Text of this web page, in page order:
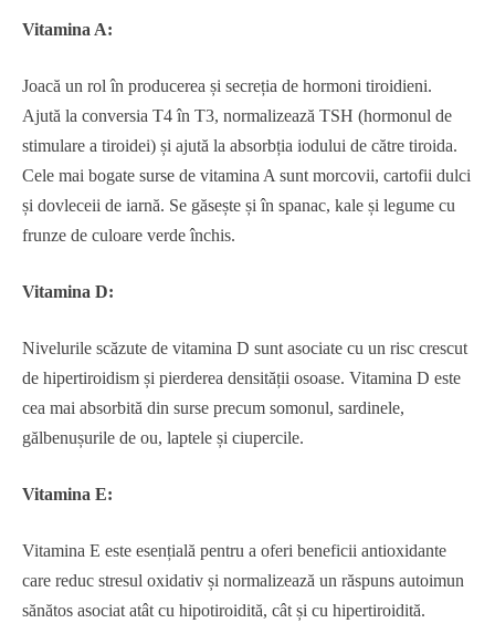
Vitamina A:
Joacă un rol în producerea și secreția de hormoni tiroidieni.
Ajută la conversia T4 în T3, normalizează TSH (hormonul de
stimulare a tiroidei) și ajută la absorbția iodului de către tiroida.
Cele mai bogate surse de vitamina A sunt morcovii, cartofii dulci
și dovleceii de iarnă. Se găsește și în spanac, kale și legume cu
frunze de culoare verde închis.
Vitamina D:
Nivelurile scăzute de vitamina D sunt asociate cu un risc crescut
de hipertiroidism și pierderea densității osoase. Vitamina D este
cea mai absorbită din surse precum somonul, sardinele,
gălbenușurile de ou, laptele și ciupercile.
Vitamina E:
Vitamina E este esențială pentru a oferi beneficii antioxidante
care reduc stresul oxidativ și normalizează un răspuns autoimun
sănătos asociat atât cu hipotiroidită, cât și cu hipertiroidită.